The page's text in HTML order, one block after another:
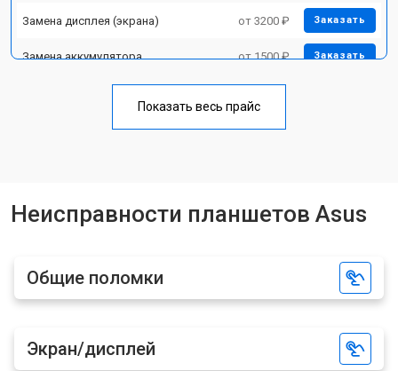
Замена дисплея (экрана) от 3200 ₽ Заказать
Замена аккумулятора от 1500 ₽ Заказать
Замена материнской платы от 3200 ₽
Показать весь прайс
Неисправности планшетов Asus
Общие поломки
Экран/дисплей